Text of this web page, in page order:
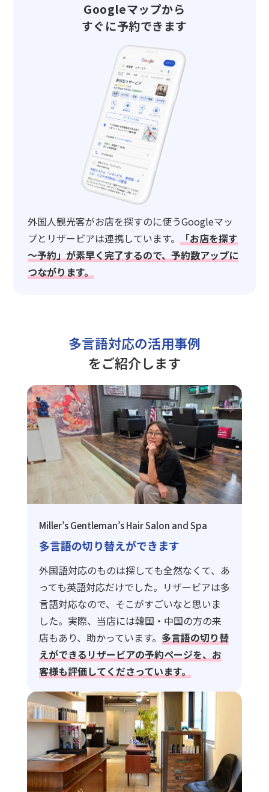
Googleマップから
すぐに予約できます
外国人観光客がお店を探すのに使うGoogleマッ
プとリザービアは連携しています。「お店を探す
～予約」が素早く完了するので、予約数アップに
つながります。
多言語対応の活用事例
をご紹介します
Miller’s Gentleman’s Hair Salon and Spa
多言語の切り替えができます
外国語対応のものは探しても全然なくて、あ
っても英語対応だけでした。リザービアは多
言語対応なので、そこがすごいなと思いま
した。実際、当店には韓国・中国の方の来
店もあり、助かっています。 多言語の切り替
えができるリザービアの予約ページを、お
客様も評価してくださっています。